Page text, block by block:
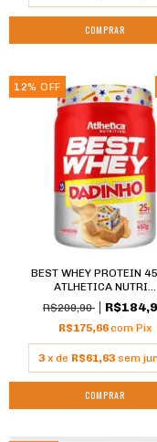
12% OFF
BEST WHEY PROTEIN
ATLHETICA NUTRI...
R$209,90
R$175,66com Pix
3 x de R$61,63 sem
COMPRAR